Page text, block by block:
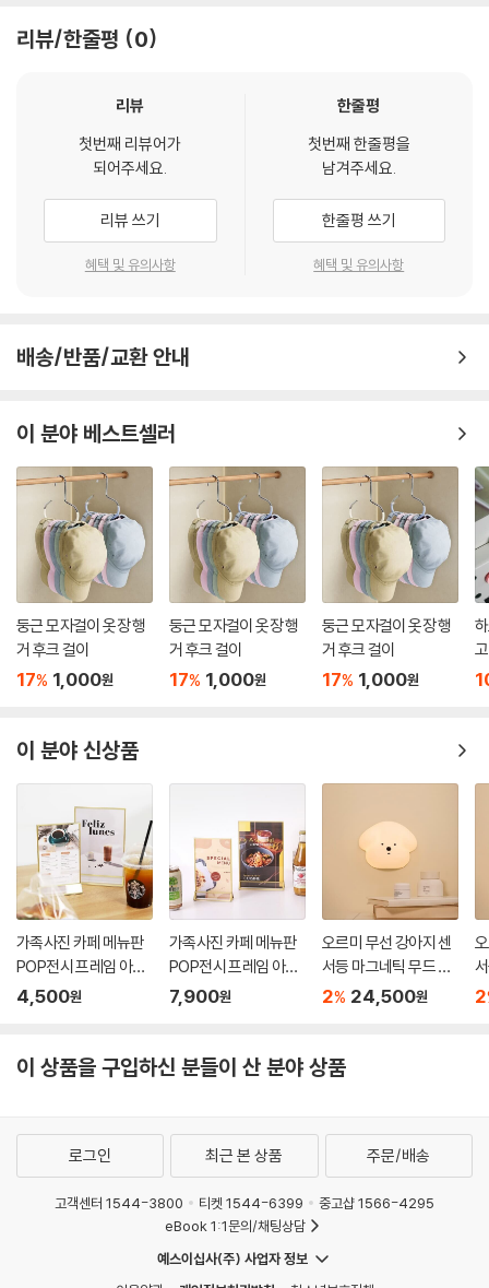
리뷰/한줄평 0
리뷰
첫번째 리뷰어가
되어주세요.
리뷰 쓰기
혜택 및 유의사항
한줄평
첫번째 한줄평을
남겨주세요.
한줄평 쓰기
혜택 및 유의사항
배송/반품/교환 안내
이 분야 베스트셀러
둥근 모자걸이 옷장 행
거 후크 걸이
17% 1,000원
둥근 모자걸이 옷장 행
거 후크 걸이
17% 1,000원
둥근 모자걸이 옷장 행
거 후크 걸이
17% 1,000원
이 분야 신상품
가족사진 카페 메뉴판
POP전시 프레임 아크
릴 액자 중
4,500원
가족사진 카페 메뉴판
POP전시 프레임 아크
릴 액자 대
7,900원
오르미 무선 강아지 센
서등 마그네틱 무드 모
션감지 현관 LED
2% 24,500원 2
이 상품을 구입하신 분들이 산 분야 상품
로그인 최근 본 상품 주문/배송
고객센터 1544-3800 티켓 1544-6399
중고샵 1566-4295
eBook 1:1문의/채팅상담
예스이십사(주) 사업자 정보